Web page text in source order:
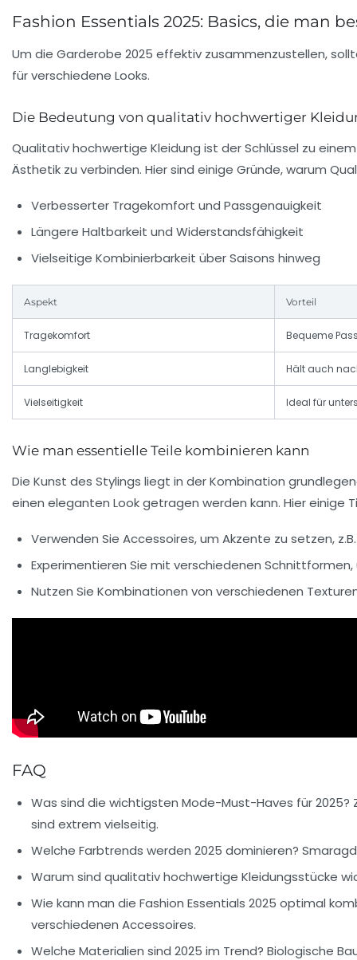
Fashion Essentials 2025: Basics, die man
Um die Garderobe 2025 effektiv zusammenzustellen,
für verschiedene Looks.
Die Bedeutung von qualitativ hochwertiger
Qualitativ hochwertige Kleidung ist der Schlüssel zu
Ästhetik zu verbinden. Hier sind einige Gründe, warum
Verbesserter Tragekomfort und Passgenauigkeit
Längere Haltbarkeit und Widerstandsfähigkeit
Vielseitige Kombinierbarkeit über Saisons hinweg
Aspekt Vorteil
Tragekomfort Bequeme
Langlebigkeit Hält auch
Vielseitigkeit Ideal für
Wie man essentielle Teile kombinieren kann
Die Kunst des Stylings liegt in der Kombination
einen eleganten Look getragen werden kann. Hier einige
Verwenden Sie Accessoires, um Akzente zu setzen,
Experimentieren Sie mit verschiedenen
Nutzen Sie Kombinationen von verschiedenen
FAQ
Was sind die wichtigsten Mode-Must-Haves für 2025?
sind extrem vielseitig.
Welche Farbtrends werden 2025 dominieren?
Warum sind qualitativ hochwertige Kleidungsstücke
Wie kann man die Fashion Essentials 2025 optimal
verschiedenen Accessoires.
Welche Materialien sind 2025 im Trend? Biologische